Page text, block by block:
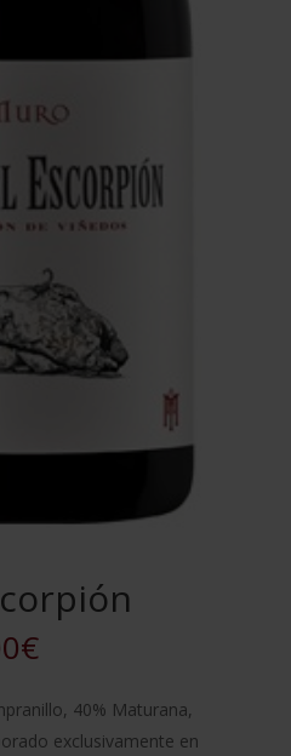
€Rango
de
precios:
desde
40% Maturana,
exclusivamente en